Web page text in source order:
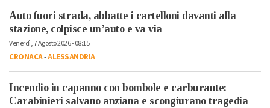
Auto fuori strada, abbatte i cartelloni davanti alla
stazione, colpisce un’auto e va via
Venerdì, 7 Agosto 2026 - 08:15
CRONACA-ALESSANDRIA
Incendio in capanno con bombole e carburante:
Carabinieri salvano anziana e scongiurano tragedia